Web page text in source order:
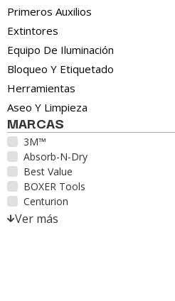
Primeros Auxilios
Extintores
Equipo De Iluminación
Bloqueo Y Etiquetado
Herramientas
Aseo Y Limpieza
MARCAS
3M™
Absorb-N-Dry
Best Value
BOXER Tools
Centurion
Ver más